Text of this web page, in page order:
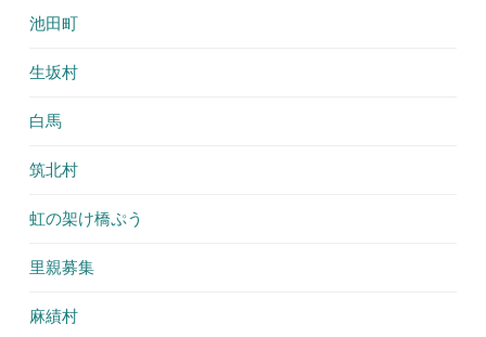
池田町
生坂村
白馬
筑北村
虹の架け橋ぷう
里親募集
麻績村